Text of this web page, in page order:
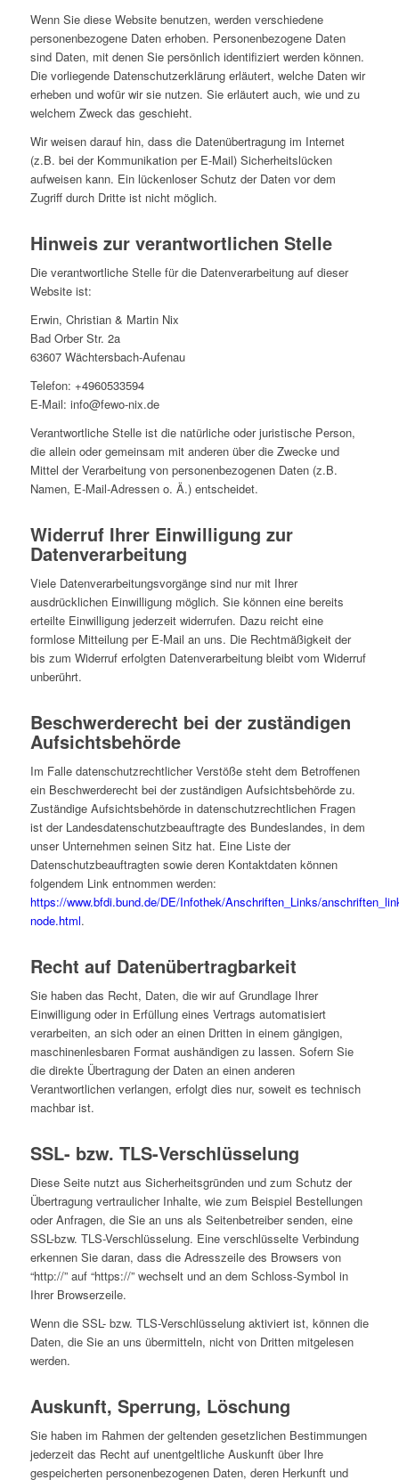
Wenn Sie diese Website benutzen, werden verschiedene
personenbezogene Daten erhoben. Personenbezogene Daten
sind Daten, mit denen Sie persönlich identifiziert werden können.
Die vorliegende Datenschutzerklärung erläutert, welche Daten wir
erheben und wofür wir sie nutzen. Sie erläutert auch, wie und zu
welchem Zweck das geschieht.
Wir weisen darauf hin, dass die Datenübertragung im Internet
(z.B. bei der Kommunikation per E-Mail) Sicherheitslücken
aufweisen kann. Ein lückenloser Schutz der Daten vor dem
Zugriff durch Dritte ist nicht möglich.
Hinweis zur verantwortlichen Stelle
Die verantwortliche Stelle für die Datenverarbeitung auf dieser
Website ist:
Erwin, Christian & Martin Nix
Bad Orber Str. 2a
63607 Wächtersbach-Aufenau
Telefon: +4960533594
E-Mail: info@fewo-nix.de
Verantwortliche Stelle ist die natürliche oder juristische Person,
die allein oder gemeinsam mit anderen über die Zwecke und
Mittel der Verarbeitung von personenbezogenen Daten (z.B.
Namen, E-Mail-Adressen o. Ä.) entscheidet.
Widerruf Ihrer Einwilligung zur
Datenverarbeitung
Viele Datenverarbeitungsvorgänge sind nur mit Ihrer
ausdrücklichen Einwilligung möglich. Sie können eine bereits
erteilte Einwilligung jederzeit widerrufen. Dazu reicht eine
formlose Mitteilung per E-Mail an uns. Die Rechtmäßigkeit der
bis zum Widerruf erfolgten Datenverarbeitung bleibt vom Widerruf
unberührt.
Beschwerderecht bei der zuständigen
Aufsichtsbehörde
Im Falle datenschutzrechtlicher Verstöße steht dem Betroffenen
ein Beschwerderecht bei der zuständigen Aufsichtsbehörde zu.
Zuständige Aufsichtsbehörde in datenschutzrechtlichen Fragen
ist der Landesdatenschutzbeauftragte des Bundeslandes, in dem
unser Unternehmen seinen Sitz hat. Eine Liste der
Datenschutzbeauftragten sowie deren Kontaktdaten können
folgendem Link entnommen werden:
https://www.bfdi.bund.de/DE/Infothek/Anschriften_Links/
node.html.
Recht auf Datenübertragbarkeit
Sie haben das Recht, Daten, die wir auf Grundlage Ihrer
Einwilligung oder in Erfüllung eines Vertrags automatisiert
verarbeiten, an sich oder an einen Dritten in einem gängigen,
maschinenlesbaren Format aushändigen zu lassen. Sofern Sie
die direkte Übertragung der Daten an einen anderen
Verantwortlichen verlangen, erfolgt dies nur, soweit es technisch
machbar ist.
SSL- bzw. TLS-Verschlüsselung
Diese Seite nutzt aus Sicherheitsgründen und zum Schutz der
Übertragung vertraulicher Inhalte, wie zum Beispiel Bestellungen
oder Anfragen, die Sie an uns als Seitenbetreiber senden, eine
SSL-bzw. TLS-Verschlüsselung. Eine verschlüsselte Verbindung
erkennen Sie daran, dass die Adresszeile des Browsers von
“http://” auf “https://” wechselt und an dem Schloss-Symbol in
Ihrer Browserzeile.
Wenn die SSL- bzw. TLS-Verschlüsselung aktiviert ist, können die
Daten, die Sie an uns übermitteln, nicht von Dritten mitgelesen
werden.
Auskunft, Sperrung, Löschung
Sie haben im Rahmen der geltenden gesetzlichen Bestimmungen
jederzeit das Recht auf unentgeltliche Auskunft über Ihre
gespeicherten personenbezogenen Daten, deren Herkunft und